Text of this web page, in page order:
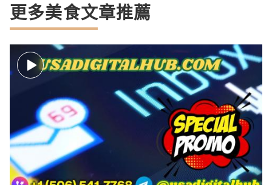
更多美食文章推薦